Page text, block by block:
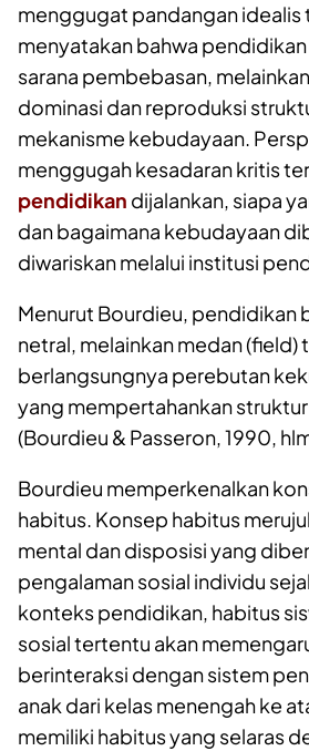
menggugat pandangan
menyatakan bahwa
sarana pembebasan,
dominasi dan reproduksi
mekanisme kebudayaan.
menggugah kesadaran kritis
pendidikan dijalankan, siapa
dan bagaimana kebudayaan
diwariskan melalui institusi
Menurut Bourdieu, pendidikan
netral, melainkan medan (field)
berlangsungnya perebutan
yang mempertahankan
(Bourdieu & Passeron, 1990,
Bourdieu memperkenalkan
habitus. Konsep habitus
mental dan disposisi yang
pengalaman sosial individu
konteks pendidikan, habitus
sosial tertentu akan
berinteraksi dengan sistem
anak dari kelas menengah ke
memiliki habitus yang selaras